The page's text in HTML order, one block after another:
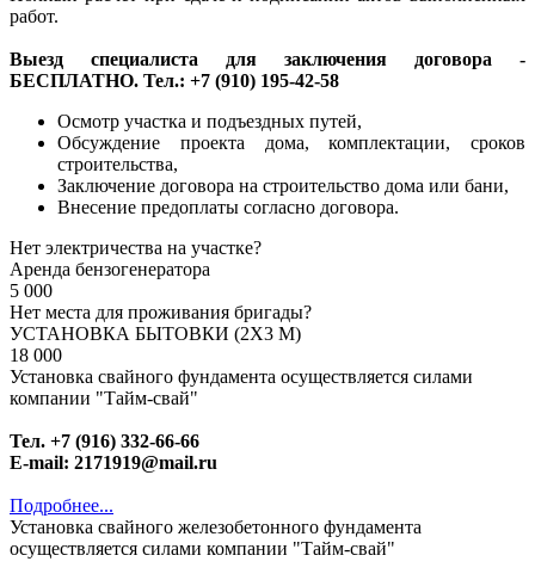
работ.
Выезд специалиста для заключения договора -
БЕСПЛАТНО. Тел.: +7 (910) 195-42-58
Осмотр участка и подъездных путей,
Обсуждение проекта дома, комплектации, сроков
строительства,
Заключение договора на строительство дома или бани,
Внесение предоплаты согласно договора.
Нет электричества на участке?
Аренда бензогенератора
5 000
Нет места для проживания бригады?
УСТАНОВКА БЫТОВКИ (2Х3 М)
18 000
Установка свайного фундамента осуществляется силами
компании "Тайм-свай"
Тел. +7 (916) 332-66-66
E-mail: 2171919@mail.ru
Подробнее...
Установка свайного железобетонного фундамента
осуществляется силами компании "Тайм-свай"